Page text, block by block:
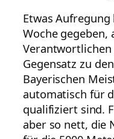
Etwas
Woche gegeben,
Gegensatz zu
Bayerischen
automatisch für
qualifiziert sind.
aber so nett, die